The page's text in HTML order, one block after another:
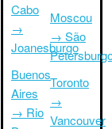
Cabo
→
Joanesburgo
Buenos
Aires
→ Rio
Moscou
→ São
Toronto
→
Vancouver